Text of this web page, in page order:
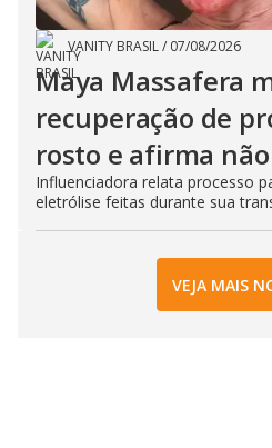
VANITY BRASIL/ 07/08/2026
Maya Massafera
recuperação de
rosto e afirma
Influenciadora relata processo
eletrólise feitas durante sua
VEJA MAIS